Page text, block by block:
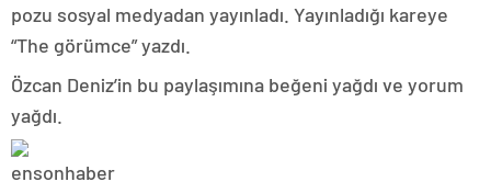
pozu sosyal medyadan yayınladı. Yayınladığı kareye
“The görümce” yazdı.
Özcan Deniz’in bu paylaşımına beğeni yağdı ve yorum
yağdı.